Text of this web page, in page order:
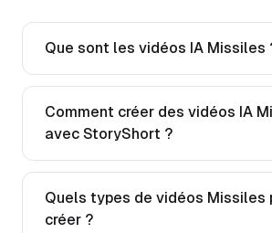
Que sont les vidéos IA Missiles
Comment créer des vidéos IA
avec StoryShort ?
Quels types de vidéos Missiles
créer ?